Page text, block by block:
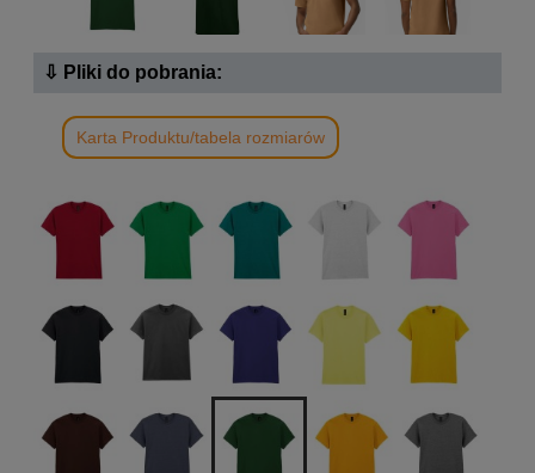
⇩ Pliki do pobrania:
Karta Produktu/tabela rozmiarów